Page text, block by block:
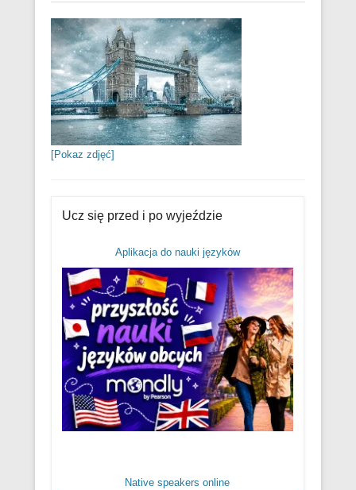
[Pokaz zdjęć]
Ucz się przed i po wyjeździe
Aplikacja do nauki języków
Native speakers online